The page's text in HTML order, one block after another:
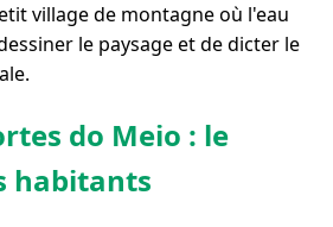
village de montagne où l'eau
le paysage et de dicter le
do Meio : le
habitants